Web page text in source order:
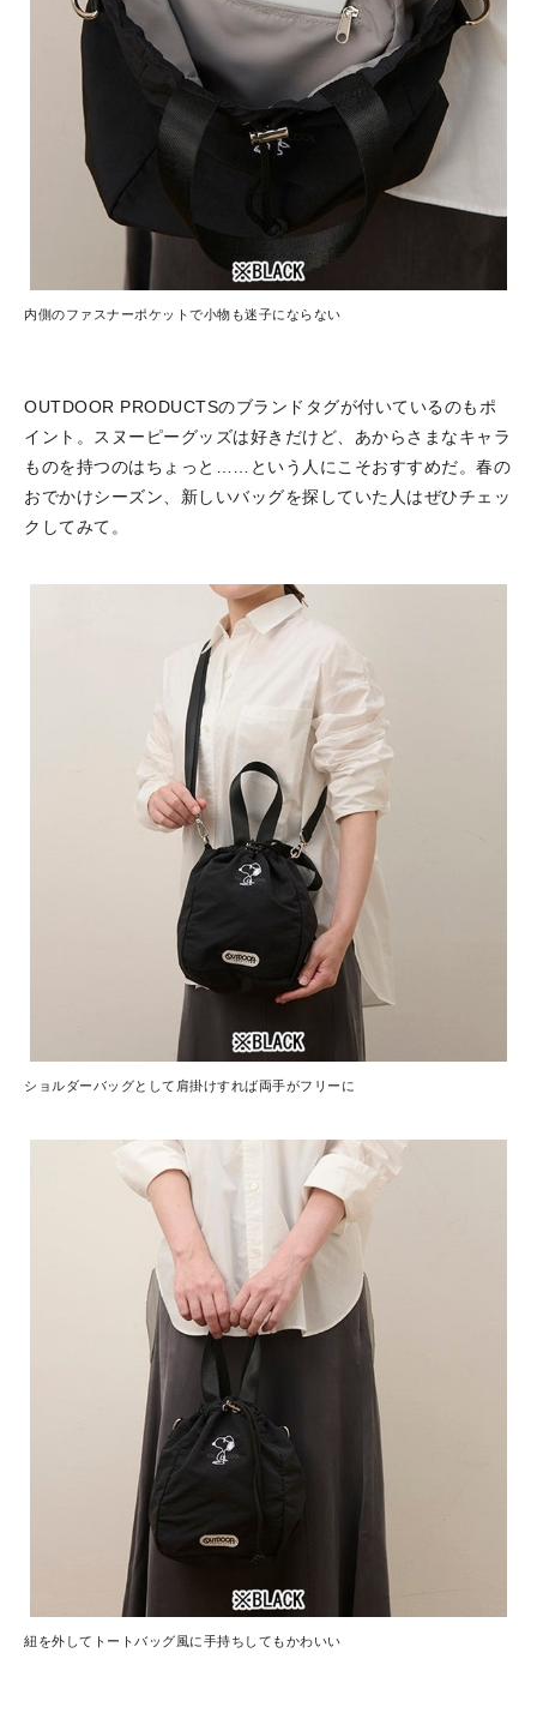
内側のファスナーポケットで小物も迷子にならない
OUTDOOR PRODUCTSのブランドタグが付いているのもポ
イント。スヌーピーグッズは好きだけど、あからさまなキャラ
ものを持つのはちょっと……という人にこそおすすめだ。春の
おでかけシーズン、新しいバッグを探していた人はぜひチェッ
クしてみて。
ショルダーバッグとして肩掛けすれば両手がフリーに
紐を外してトートバッグ風に手持ちしてもかわいい